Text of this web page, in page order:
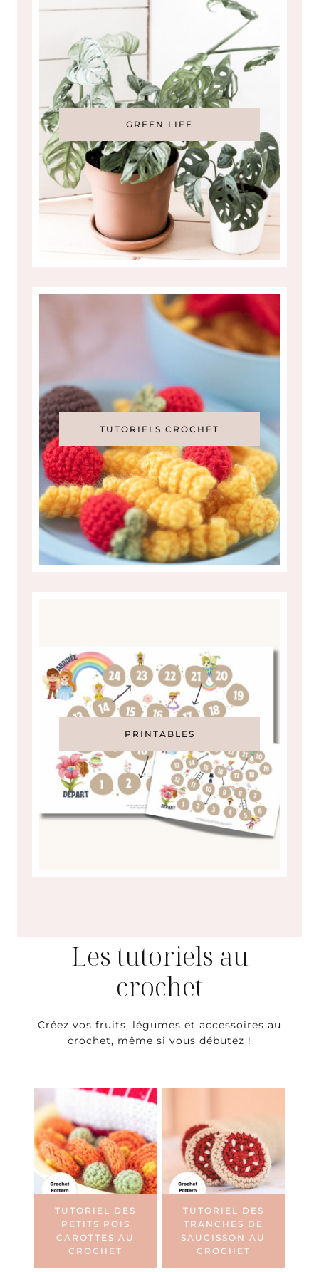
GREEN LIFE
TUTORIELS CROCHET
PRINTABLES
Les tutoriels au
crochet
Créez vos fruits, légumes et accessoires au
crochet, même si vous débutez !
TUTORIEL DES
PETITS POIS
CAROTTES AU
CROCHET
TUTORIEL DES
TRANCHES DE
SAUCISSON AU
CROCHET